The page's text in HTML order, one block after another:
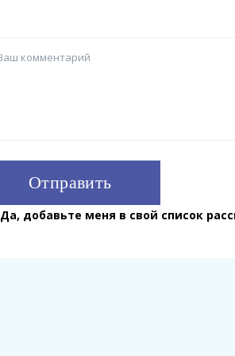
Да, добавьте меня в свой список